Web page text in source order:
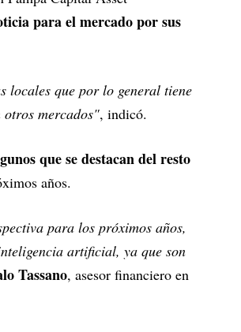
para el mercado por sus
locales que por lo general tiene
mercados", indicó.
que se destacan del resto
años.
para los próximos años,
artificial, ya que son
Tassano, asesor financiero en